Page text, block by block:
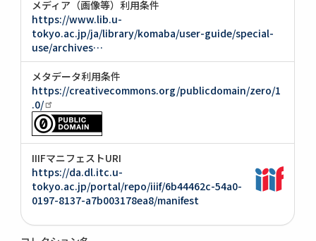
メディア（画像等）利用条件
https://www.lib.u-
tokyo.ac.jp/ja/library/komaba/user-guide/special-
use/archives…
メタデータ利用条件
https://creativecommons.org/publicdomain/zero/1
.0/
IIIFマニフェストURI
https://da.dl.itc.u-
tokyo.ac.jp/portal/repo/iiif/6b44462c-54a0-
0197-8137-a7b003178ea8/manifest